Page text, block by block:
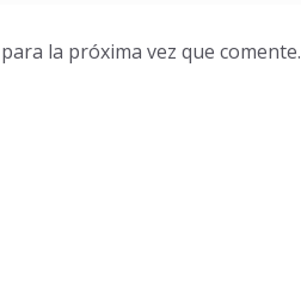
la próxima vez que comente.